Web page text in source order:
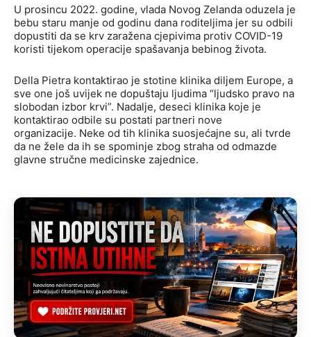
U prosincu 2022. godine, vlada Novog Zelanda oduzela je
bebu staru manje od godinu dana roditeljima jer su odbili
dopustiti da se krv zaražena cjepivima protiv COVID-19
koristi tijekom operacije spašavanja bebinog života.
Della Pietra kontaktirao je stotine klinika diljem Europe, a
sve one još uvijek ne dopuštaju ljudima “ljudsko pravo na
slobodan izbor krvi”. Nadalje, deseci klinika koje je
kontaktirao odbile su postati partneri nove
organizacije. Neke od tih klinika suosjećajne su, ali tvrde
da ne žele da ih se spominje zbog straha od odmazde
glavne stručne medicinske zajednice.